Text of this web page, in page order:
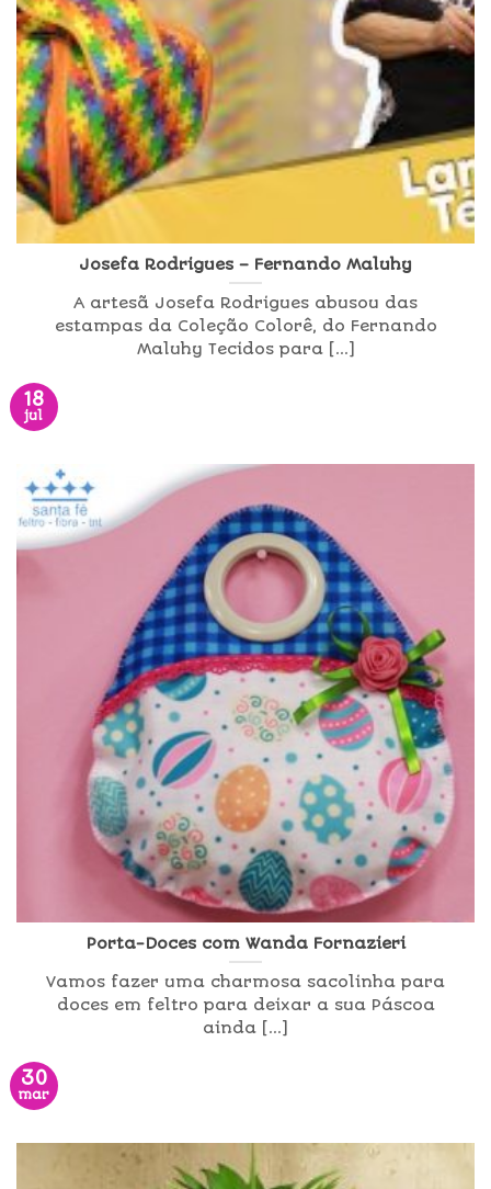
Josefa Rodrigues – Fernando Maluhy
A artesã Josefa Rodrigues abusou das
estampas da Coleção Colorê, do Fernando
Maluhy Tecidos para [...]
18
jul
Porta-Doces com Wanda Fornazieri
Vamos fazer uma charmosa sacolinha para
doces em feltro para deixar a sua Páscoa
ainda [...]
30
mar